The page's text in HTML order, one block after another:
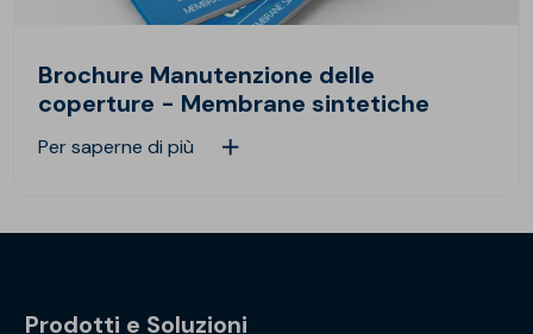
Brochure Manutenzione delle
coperture - Membrane sintetiche
Per saperne di più
Prodotti e Soluzioni